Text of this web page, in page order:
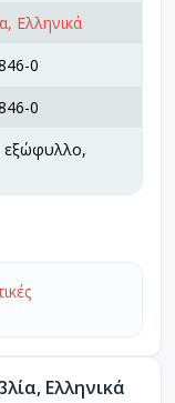
Ελληνικά
0
0
εξώφυλλο,
Ελληνικά